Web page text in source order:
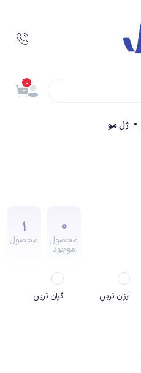
0
ژل مو
0
محصول
موجود
1
محصول
ارزان ترین گران ترین